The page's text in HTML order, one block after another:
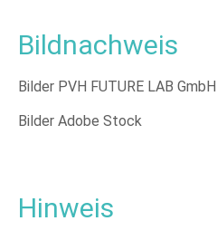
Bildnachweis
Bilder PVH FUTURE LAB GmbH
Bilder Adobe Stock
Hinweis